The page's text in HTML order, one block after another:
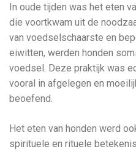
In oude tijden was het eten
die voortkwam uit de
van voedselschaarste en
eiwitten, werden honden
voedsel. Deze praktijk was
vooral in afgelegen en
beoefend.
Het eten van honden werd
spirituele en rituele